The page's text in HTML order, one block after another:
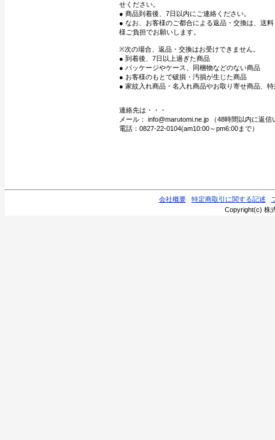
せください。
● 商品到着後、7日以内にご連絡ください。
● なお、お客様のご都合による返品・交換は、送
様ご負担でお願いします。
※次の場合、返品・交換はお受けできません。
● 到着後、7日以上過ぎた商品
● パッケージやケース、同梱物などのない商品
● お客様のもとで破損・汚損が生じた商品
● 家紋入れ商品・名入れ商品やお取り寄せ商品、
連絡先は・・・
メール： info@marutomi.ne.jp （48時間以内に返信
電話：0827-22-0104(am10:00～pm6:00まで）
会社概要 特定商取引に関する記述
Copyright(c) 株